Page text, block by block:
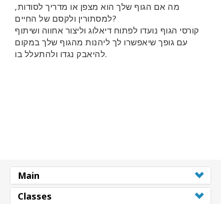
More
מה אם הגוף שלך הוא מצפן או מדריך לסודות,
למסתורין ולקסם של החיים?
קורסי הגוף נועדו לפתוח דיאלוג וליצור אחווה ושיתוף
עם גופך שיאפשרו לך ליהנות מהגוף שלך במקום
להיאבק נגדו ולהתעלל בו.
Main
Classes